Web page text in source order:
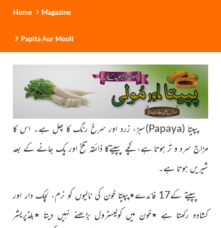
Home Magazine
Papita Aur Mooli
پپیتا (
Papaya
)سبز، زرد اور سرخ رنگ کا پھل ہے۔ اس کا
مزاج سرد و تَرہوتا ہے، کچے پپیتےکا ذائقہ تلخ اور پک جانے کے بعد
شیریں ہوتا ہے۔
پپیتے کے17 فائدے
٭پپیتا خون کی نالیوں کو نرم، لچک دار اور
کشادہ رکھتا ہے ٭خون میں کولیسٹرول بڑھنے نہیں دیتا ٭بلڈپریشر